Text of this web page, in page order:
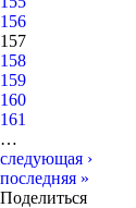
156
157
158
159
160
161
…
следующая ›
последняя »
Поделиться